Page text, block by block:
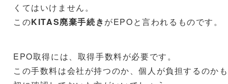
くてはいけません。
このKITAS廃棄手続きがEPOと言われるものです。
EPO取得には、取得手数料が必要です。
この手数料は会社が持つのか、個人が負担するのか